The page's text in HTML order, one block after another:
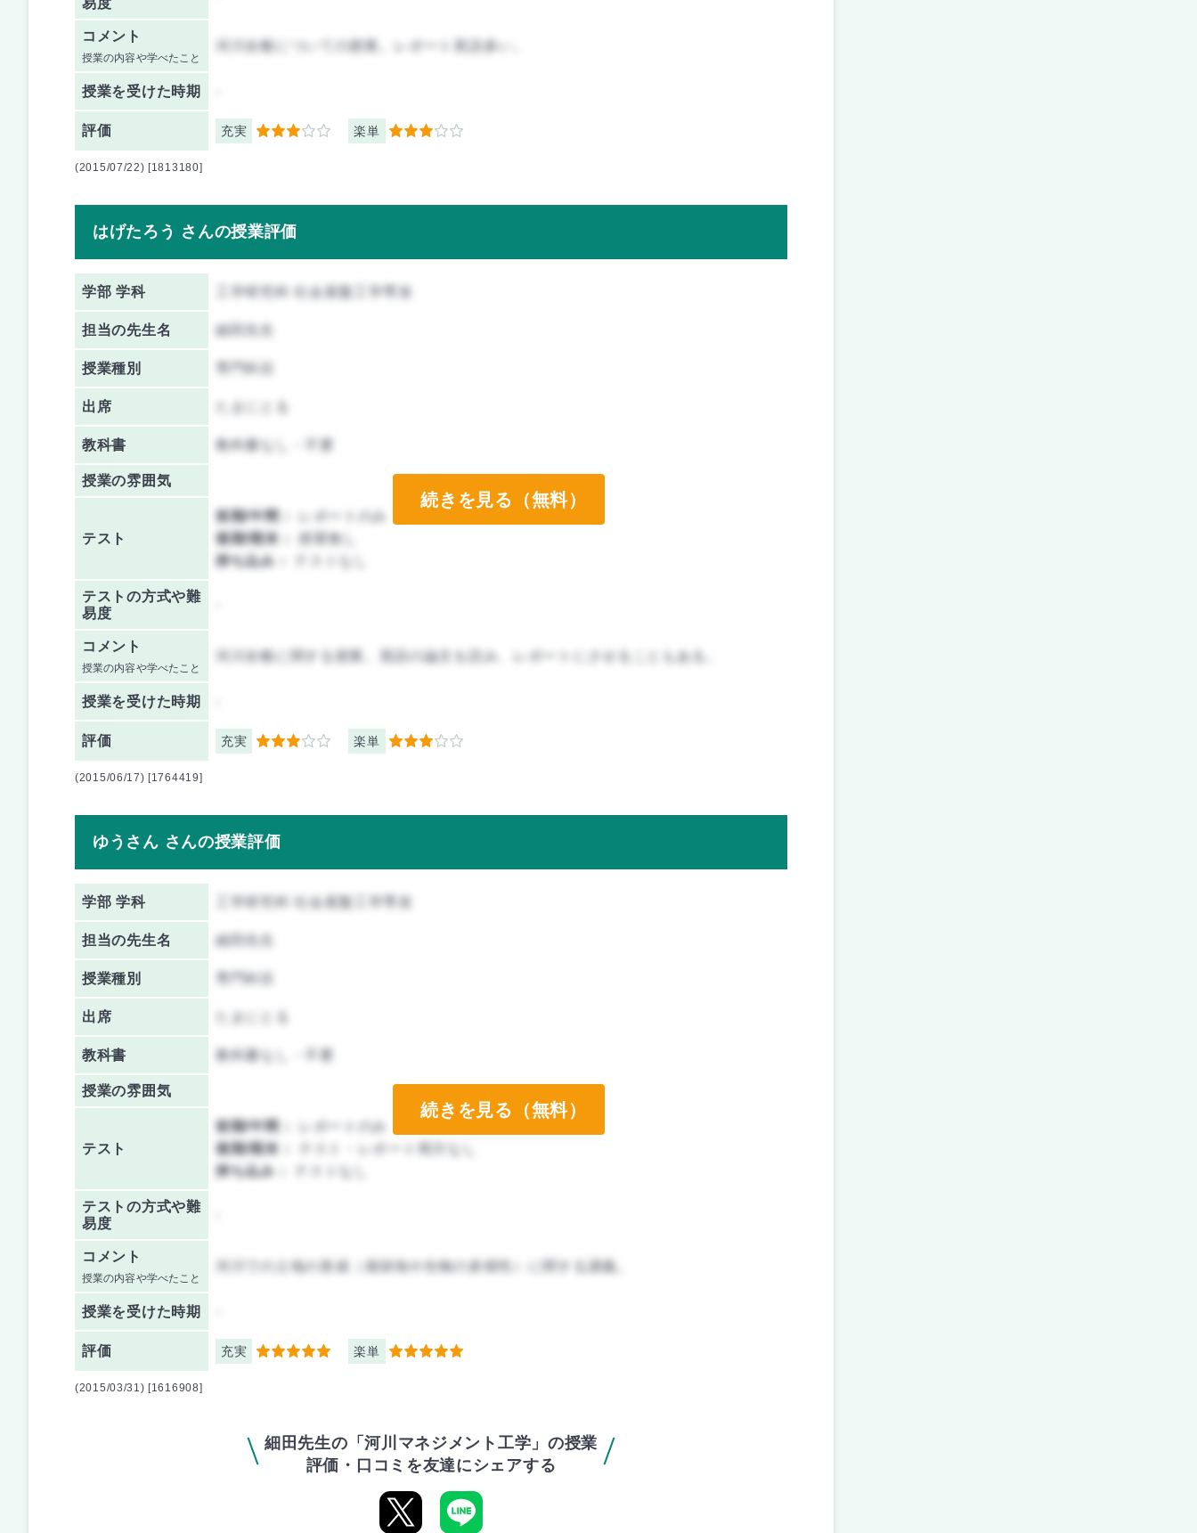
易度
コメント
授業の内容や学べたこと
河川全般についての授業。レポート英語多い。
授業を受けた時期
評価 充実 3 楽単 3
(2015/07/22) [1813180]
はげたろう さんの授業評価
学部 学科 工学研究科 社会基盤工学専攻
担当の先生名 細田先生
授業種別 専門科目
出席
教科書 教科書なし・不要
授業の雰囲気
テスト
前期/中間：
レポートのみ
後期/期末：
授業無し
持ち込み：
テストの方式や難
易度
コメント
授業の内容や学べたこと
河川全般に関する授業。英語の論文を読み、レポートにさせることもある。
授業を受けた時期
評価 充実 3 楽単 3
続きを見る（無料）
(2015/06/17) [1764419]
ゆうさん さんの授業評価
学部 学科 工学研究科 社会基盤工学専攻
担当の先生名 細田先生
授業種別 専門科目
出席
教科書 教科書なし・不要
授業の雰囲気
テスト
前期/中間：
レポートのみ
後期/期末：
持ち込み：
テストの方式や難
易度
コメント
授業の内容や学べたこと
河川での土地の形成（扇状地や生物の多様性）に関する講義。
授業を受けた時期
評価 充実 5 楽単 5
続きを見る（無料）
(2015/03/31) [1616908]
細田先生の「河川マネジメント工学」の授業
評価・口コミを友達にシェアする